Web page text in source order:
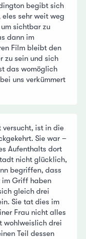
begibt sich
sehr weit weg
sichtbar zu
dann im
Film bleibt den
zu sein und sich
das womöglich
uns verkümmert
versucht, ist in die
Sie war –
Aufenthalts dort
nicht glücklich,
begriffen, dass
im Griff haben
gleich drei
Sie tat dies im
Frau nicht alles
wohlweislich drei
Teil dessen